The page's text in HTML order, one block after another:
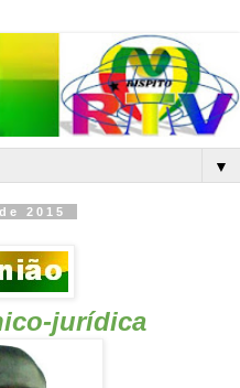
▼
2015
jurídica